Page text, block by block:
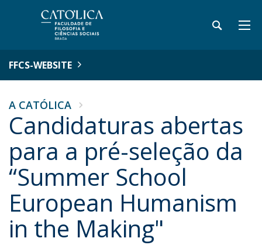
FFCS-WEBSITE
A CATÓLICA
Candidaturas abertas
para a pré-seleção da
“Summer School
European Humanism
in the Making"